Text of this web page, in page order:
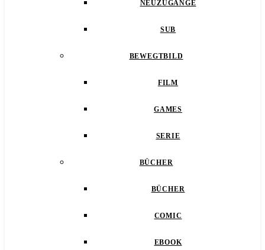
NEUZUGÄNGE
SUB
BEWEGTBILD
FILM
GAMES
SERIE
BÜCHER
BÜCHER
COMIC
EBOOK